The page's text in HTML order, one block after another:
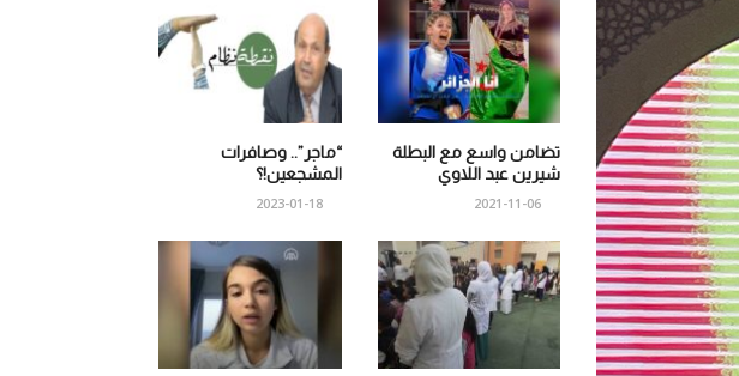
“ماجر”.. وصافرات
المشجعين!؟
2023-01-18
تضامن واسع مع البطلة
شيرين عبد اللاوي
2021-11-06